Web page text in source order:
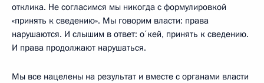
отклика. Не согласимся мы никогда с формулировкой
«принять к сведению». Мы говорим власти: права
нарушаются. И слышим в ответ: о΄кей, принять к сведению.
И права продолжают нарушаться.
Мы все нацелены на результат и вместе с органами власти